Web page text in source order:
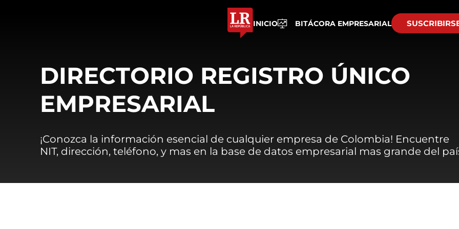
INICIO BITÁCORA EMPRESARIAL
DIRECTORIO REGISTRO ÚNICO
EMPRESARIAL
¡Conozca la información esencial de cualquier empresa de Colombia! Encuentre
NIT, dirección, teléfono, y mas en la base de datos empresarial mas grande del